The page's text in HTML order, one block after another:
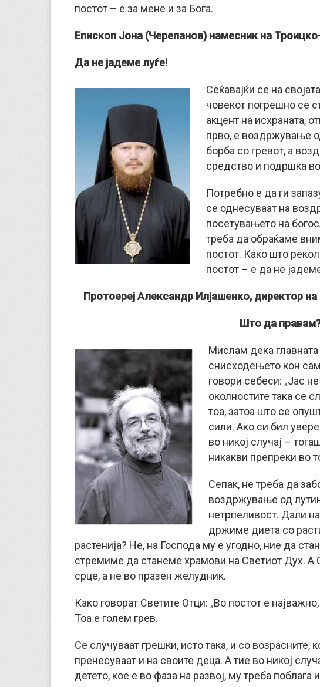
постот – е за мене и за Бога.
Епископ Јона (Черепанов) намесник на
Да не јадеме луѓе!
Сеќавајќи се на
човекот погрешно се
акцент на исхраната,
прво, е воздржување
борба со гревот, а
средство и подршка
Потребно е да ги
се однесуваат на
посетувањето на
треба да обраќаме
постот. Како што
постот – е да не
Протоереj Александр Илјашенко, директор
Што да
Мислам дека
снисходењето кон
говори себеси: „Јас
околностите така се
тоа, затоа што се
сили. Ако си бил
во никој случај –
никакви препреки во
Сепак, не треба да
воздржување од
нетрпеливост. Дали
држиме диета со
растенија? Не, на Господа му е угодно, ние да
стремиме да станеме храмови на Светиот Дух. А
срце, а не во празен желудник.
Како говорат Светите Отци: „Во постот е
Тоа е голем грев.
Се случуваат грешки, исто така, и со возрасните,
пренесуваат и на своите деца. А тие во никој
детето, кое е во фаза на развој, му треба поблага